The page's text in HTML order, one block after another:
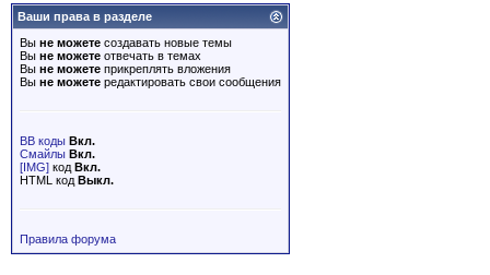
Ваши права в разделе
Вы не можете создавать новые темы
Вы не можете отвечать в темах
Вы не можете прикреплять вложения
Вы не можете редактировать свои сообщения
BB коды Вкл.
Смайлы Вкл.
[IMG] код Вкл.
HTML код Выкл.
Правила форума